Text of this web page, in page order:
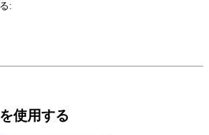
:
使用する